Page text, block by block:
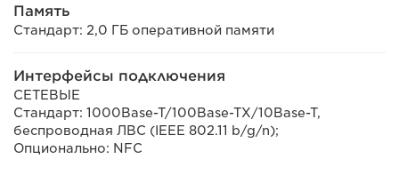
Память
Стандарт: 2,0 ГБ оперативной памяти
Интерфейсы подключения
СЕТЕВЫЕ
Стандарт: 1000Base-T/100Base-TX/10Base-T,
беспроводная ЛВС (IEEE 802.11 b/g/n);
Опционально: NFC